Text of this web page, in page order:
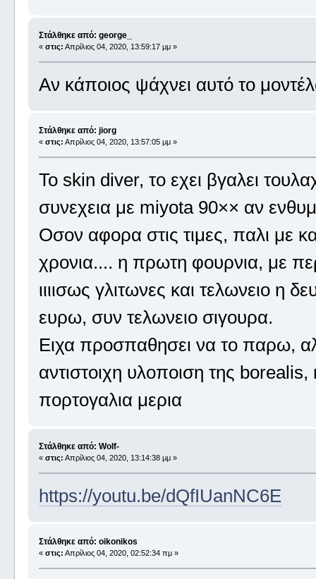
Στάλθηκε από: george_
« στις: Απρίλιος 04, 2020, 13:59:17 μμ »
Αν κάποιος ψάχνει αυτό το
Στάλθηκε από: jiorg
« στις: Απρίλιος 04, 2020, 13:57:05 μμ »
Το skin diver, το εχει βγαλει
συνεχεια με miyota 90×× αν
Οσον αφορα στις τιμες, παλι με
χρονια.... η πρωτη φουρνια, με
ιιιισως γλιτωνες και τελωνειο η
ευρω, συν τελωνειο σιγουρα.
Ειχα προσπαθησει να το παρω,
αντιστοιχη υλοποιση της
πορτογαλια μερια
Στάλθηκε από: Wolf-
« στις: Απρίλιος 04, 2020, 13:14:38 μμ »
https://youtu.be/dQfIUanNC6E
Στάλθηκε από: oikonikos
« στις: Απρίλιος 04, 2020, 02:52:34 πμ »